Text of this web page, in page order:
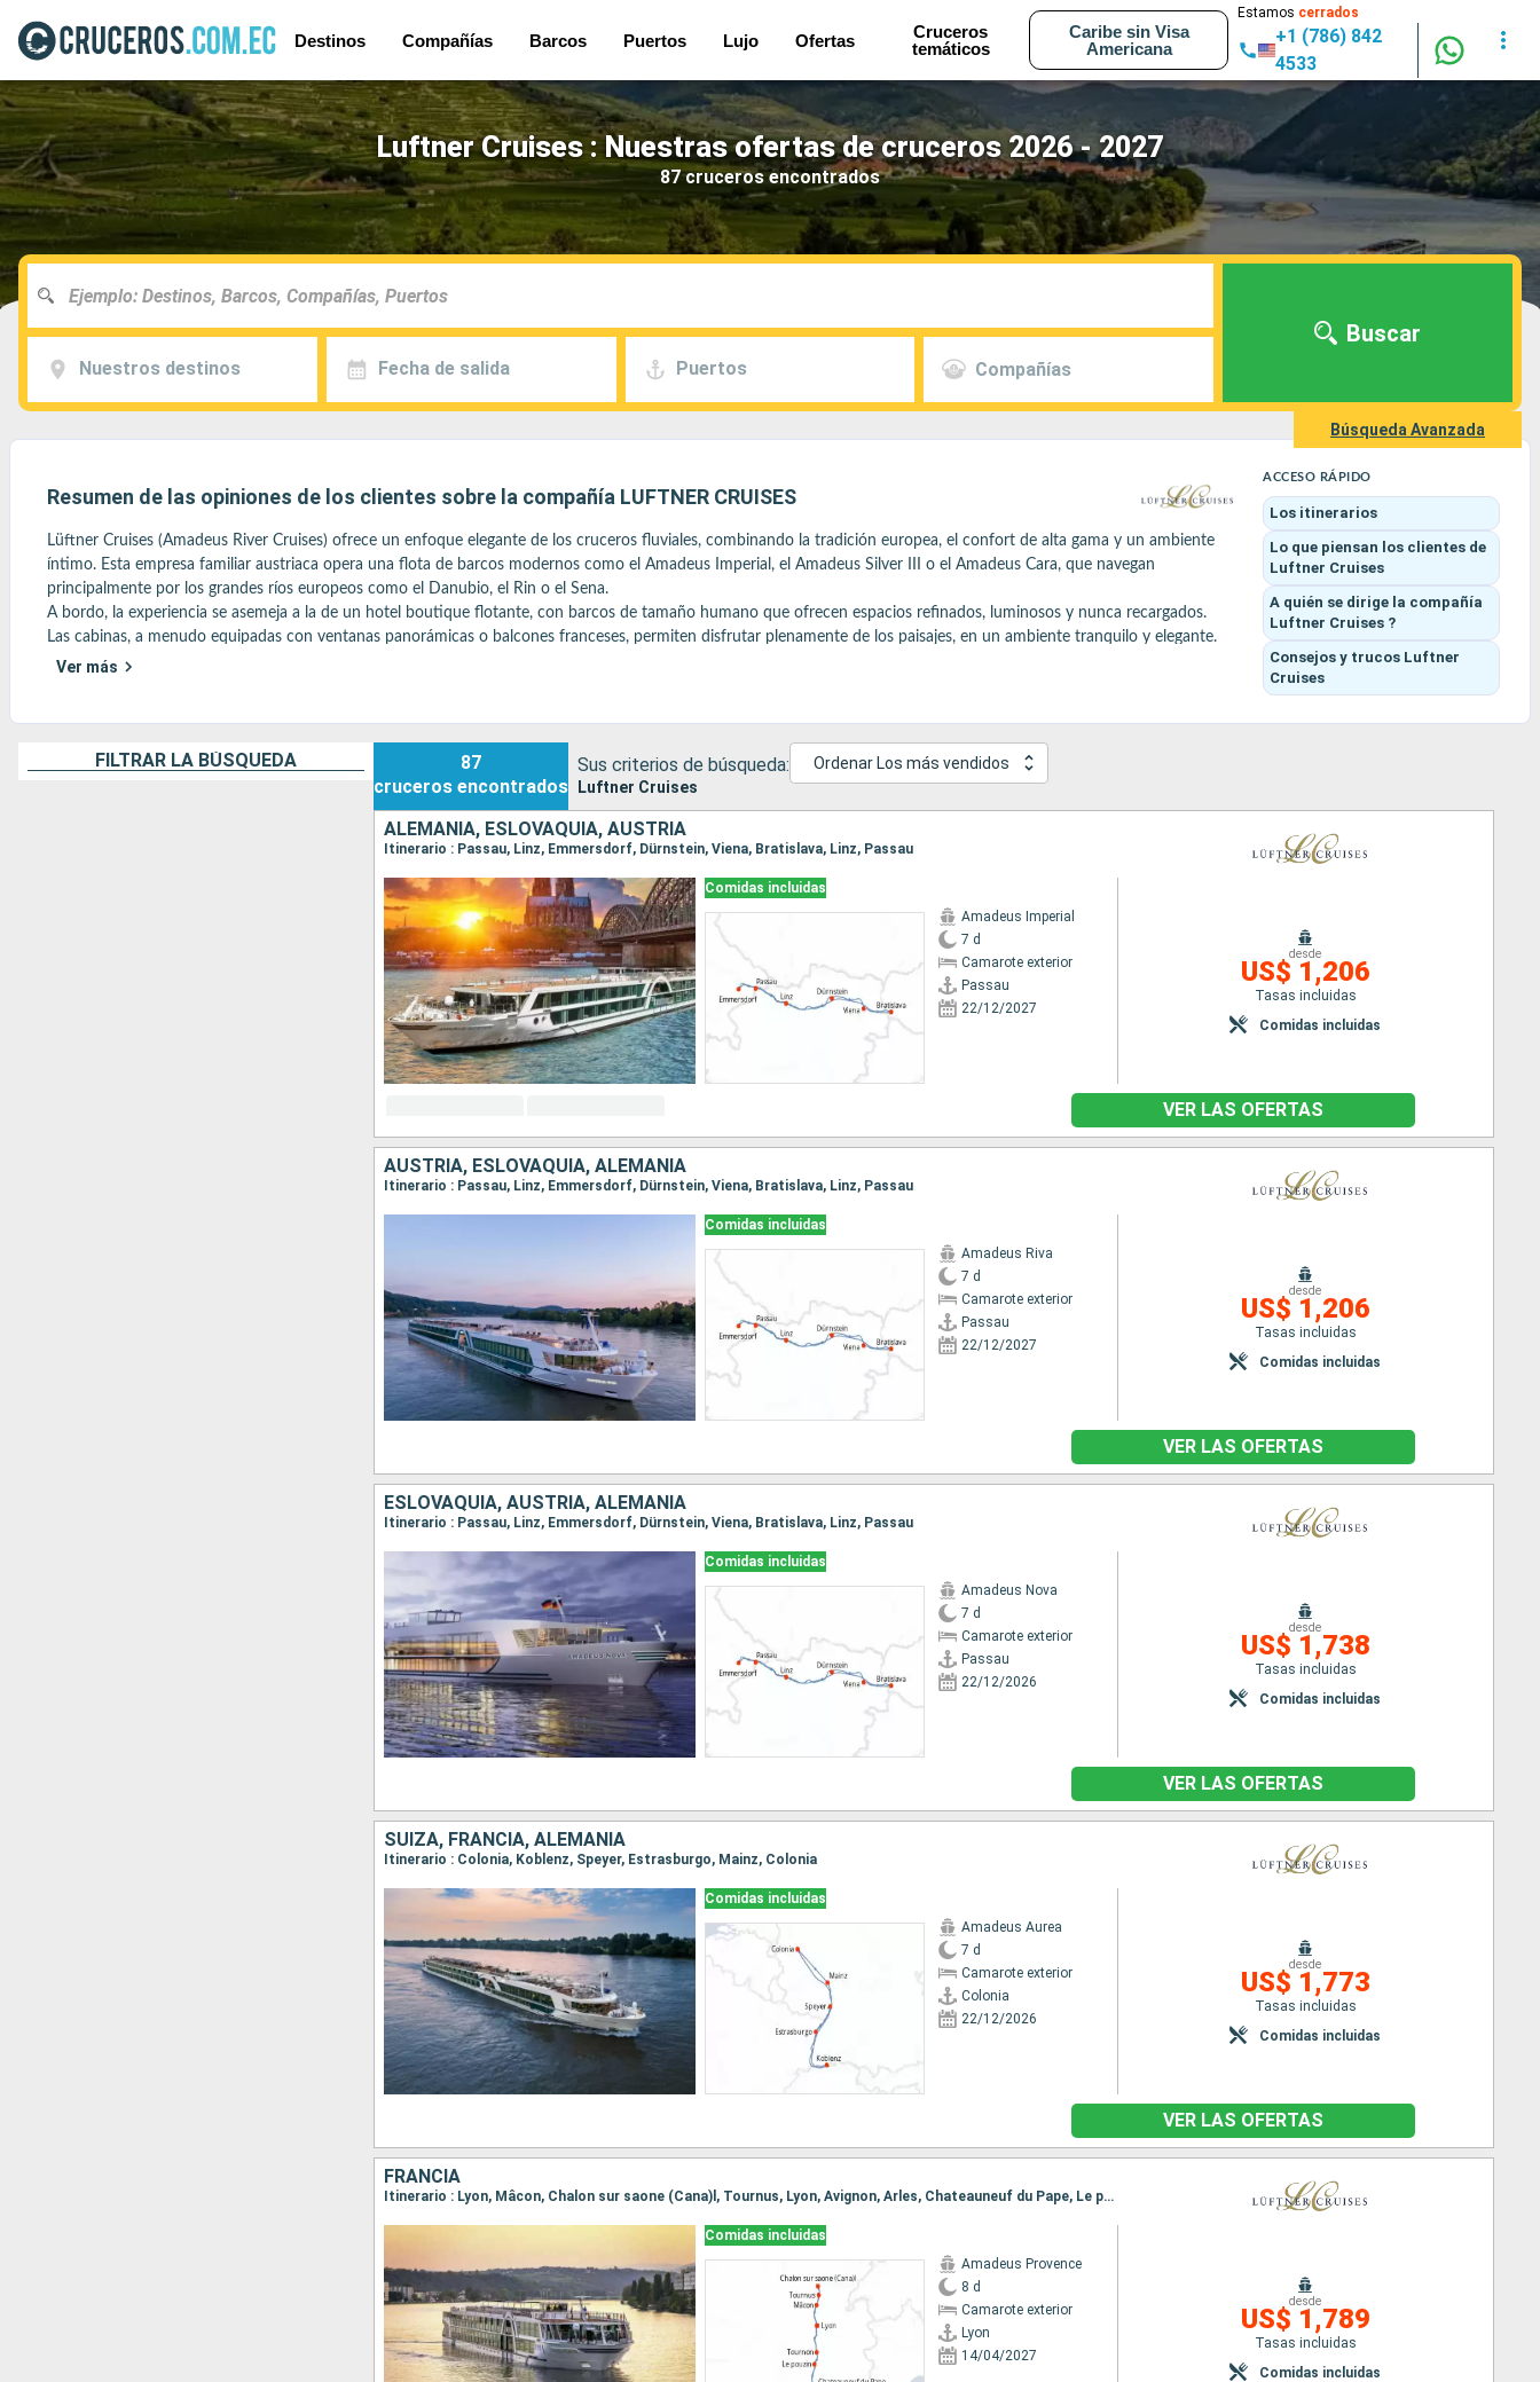
Destinos Compañías Barcos Puertos Lujo Ofertas
Cruceros
temáticos
Caribe sin Visa
Americana
Estamos cerrados
+1 (786) 842
4533
Luftner Cruises : Nuestras ofertas de cruceros 2026 - 2027
87 cruceros encontrados
Nuestros destinos Fecha de salida Puertos Compañías
Buscar
Búsqueda Avanzada
Resumen de las opiniones de los clientes sobre la compañía LUFTNER CRUISES
Lüftner Cruises (Amadeus River Cruises) ofrece un enfoque elegante de los cruceros fluviales, combinando la tradición europea, el confort de alta gama y un ambiente
íntimo. Esta empresa familiar austriaca opera una flota de barcos modernos como el Amadeus Imperial, el Amadeus Silver III o el Amadeus Cara, que navegan
principalmente por los grandes ríos europeos como el Danubio, el Rin o el Sena.
A bordo, la experiencia se asemeja a la de un hotel boutique flotante, con barcos de tamaño humano que ofrecen espacios refinados, luminosos y nunca recargados.
Las cabinas, a menudo equipadas con ventanas panorámicas o balcones franceses, permiten disfrutar plenamente de los paisajes, en un ambiente tranquilo y elegante.
La gastronomía es un pilar de la experiencia, con una cocina inspirada en las tradiciones locales y europeas, servida en un entorno cuidado y acompañada de vinos
Un crucero fluvial elegante y sereno, ideal para los viajeros que buscan comodidad, cultura y una experiencia auténtica a lo largo del río.
Ver más
ACCESO RÁPIDO
Los itinerarios
Lo que piensan los clientes de
Luftner Cruises
A quién se dirige la compañía
Luftner Cruises ?
Consejos y trucos Luftner
Cruises
FILTRAR LA BÚSQUEDA
87
cruceros encontrados
Sus criterios de búsqueda:
Luftner Cruises
Ordenar Los más vendidos
ALEMANIA, ESLOVAQUIA, AUSTRIA
Itinerario : Passau, Linz, Emmersdorf, Dürnstein, Viena, Bratislava, Linz, Passau
Comidas incluidas
Amadeus Imperial
7 d
Camarote exterior
Passau
22/12/2027
desde
US$ 1,206
Tasas incluidas
Comidas incluidas
VER LAS OFERTAS
AUSTRIA, ESLOVAQUIA, ALEMANIA
Itinerario : Passau, Linz, Emmersdorf, Dürnstein, Viena, Bratislava, Linz, Passau
Comidas incluidas
Amadeus Riva
7 d
Camarote exterior
Passau
22/12/2027
desde
US$ 1,206
Tasas incluidas
Comidas incluidas
VER LAS OFERTAS
ESLOVAQUIA, AUSTRIA, ALEMANIA
Itinerario : Passau, Linz, Emmersdorf, Dürnstein, Viena, Bratislava, Linz, Passau
Comidas incluidas
Amadeus Nova
7 d
Camarote exterior
Passau
22/12/2026
desde
US$ 1,738
Tasas incluidas
Comidas incluidas
VER LAS OFERTAS
SUIZA, FRANCIA, ALEMANIA
Itinerario : Colonia, Koblenz, Speyer, Estrasburgo, Mainz, Colonia
Comidas incluidas
Amadeus Aurea
7 d
Camarote exterior
Colonia
22/12/2026
desde
US$ 1,773
Tasas incluidas
Comidas incluidas
VER LAS OFERTAS
FRANCIA
Itinerario : Lyon, Mâcon, Chalon sur saone (Cana)l, Tournus, Lyon, Avignon, Arles, Chateauneuf du Pape, Le pouzin, Tournon, Lyon
Comidas incluidas
Amadeus Provence
8 d
Camarote exterior
Lyon
14/04/2027
desde
US$ 1,789
Tasas incluidas
Comidas incluidas